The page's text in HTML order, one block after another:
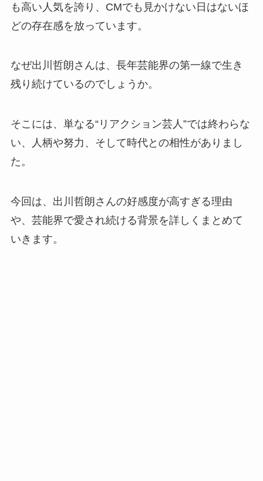
も高い人気を誇り、CMでも見かけない日はないほ
どの存在感を放っています。
なぜ出川哲朗さんは、長年芸能界の第一線で生き
残り続けているのでしょうか。
そこには、単なる“リアクション芸人”では終わらな
い、人柄や努力、そして時代との相性がありまし
た。
今回は、出川哲朗さんの好感度が高すぎる理由
や、芸能界で愛され続ける背景を詳しくまとめて
いきます。